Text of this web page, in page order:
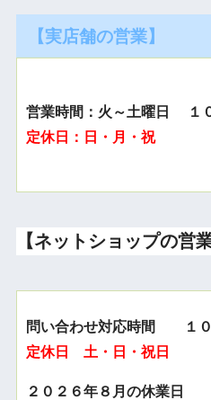
【実店舗の営業】
営業時間：火～土曜日 １
定休日：日・月・祝
【ネットショップの営業
問い合わせ対応時間 １０
定休日 土・日・祝日
２０２６年８月の休業日